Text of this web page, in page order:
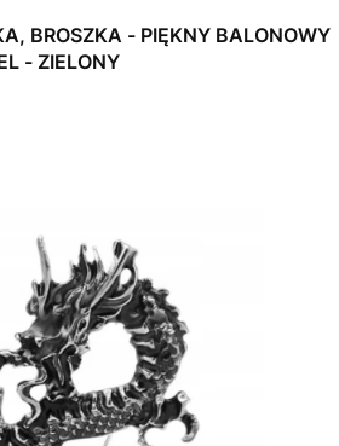
BROSZKA - PIĘKNY BALONOWY
- ZIELONY